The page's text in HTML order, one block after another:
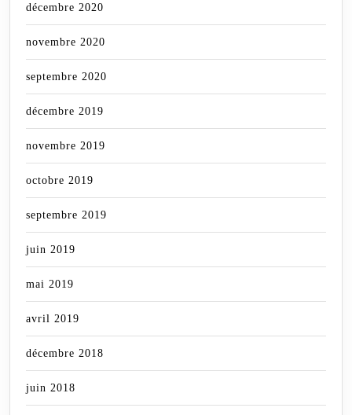
décembre 2020
novembre 2020
septembre 2020
décembre 2019
novembre 2019
octobre 2019
septembre 2019
juin 2019
mai 2019
avril 2019
décembre 2018
juin 2018